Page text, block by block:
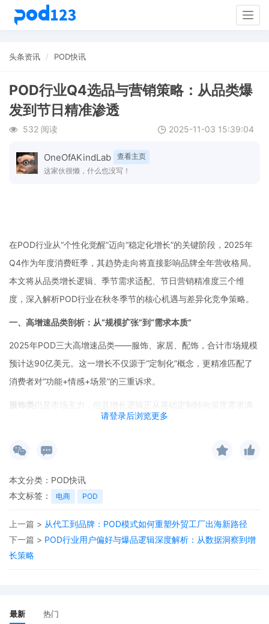
头条资讯 POD快讯
POD行业Q4选品与营销策略：从品类爆
发到节日精准渗透
532 阅读 2025-11-03 15:39:04
OneOfAKindLab
查看主页
这家伙很懒，什么也没写！
请登录后浏览更多
在POD行业从“个性化觉醒”迈向“稳定化增长”的关键阶段，2025年
Q4作为年度消费旺季，其趋势走向将直接影响品牌全年营收格局。
本文将从品类增长逻辑、季节需求适配、节日营销精准度三个维
度，深入解析POD行业在秋冬季节的核心机遇与差异化竞争策略。
一、高增速品类剖析：从“规模扩张”到“需求本质”
2025年POD三大高增速品类——服饰、家居、配饰，合计市场规模
预计达90亿美元。这一增长不仅源于“定制化”概念，更精准匹配了
消费者对“功能+情感+场景”的三重诉求。
服饰类 仍是市场主力，但其增长逻辑正从基础定制转向深度需求满
核心驱动力：运动场景刚需与文化表达需求并重
家居类展现出最强的“场景延展性”：
未来机会在于小户型适配产品与季节过渡款组合套装
本文分类： POD快讯
本文标签：
电商 POD
上一篇 > 从代工到品牌：POD模式如何重塑外贸工厂出海新路径
下一篇 > POD行业用户偏好与爆品逻辑深度解析：从数据洞察到增
长策略
最新 热门